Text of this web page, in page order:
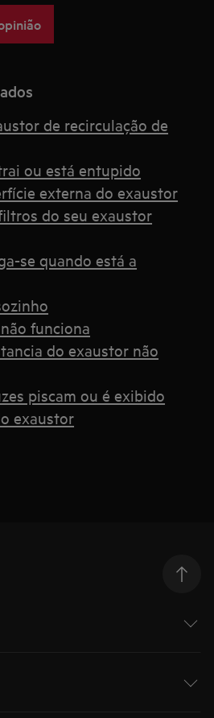
de recirculação de
ou está entupido
externa do exaustor
do seu exaustor
se quando está a
funciona
do exaustor não
piscam ou é exibido
exaustor